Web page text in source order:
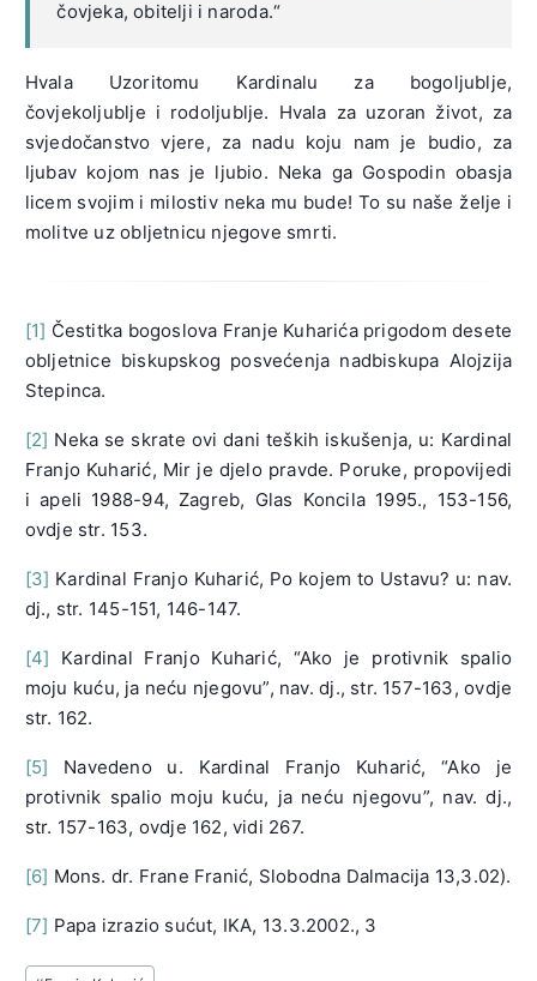
čovjeka, obitelji i naroda.“
Hvala Uzoritomu Kardinalu za bogoljublje,
čovjekoljublje i rodoljublje. Hvala za uzoran život, za
svjedočanstvo vjere, za nadu koju nam je budio, za
ljubav kojom nas je ljubio. Neka ga Gospodin obasja
licem svojim i milostiv neka mu bude! To su naše želje i
molitve uz obljetnicu njegove smrti.
[1] Čestitka bogoslova Franje Kuharića prigodom desete
obljetnice biskupskog posvećenja nadbiskupa Alojzija
Stepinca.
[2] Neka se skrate ovi dani teških iskušenja, u: Kardinal
Franjo Kuharić, Mir je djelo pravde. Poruke, propovijedi
i apeli 1988-94, Zagreb, Glas Koncila 1995., 153-156,
ovdje str. 153.
[3] Kardinal Franjo Kuharić, Po kojem to Ustavu? u: nav.
dj., str. 145-151, 146-147.
[4] Kardinal Franjo Kuharić, “Ako je protivnik spalio
moju kuću, ja neću njegovu”, nav. dj., str. 157-163, ovdje
str. 162.
[5] Navedeno u. Kardinal Franjo Kuharić, “Ako je
protivnik spalio moju kuću, ja neću njegovu”, nav. dj.,
str. 157-163, ovdje 162, vidi 267.
[6] Mons. dr. Frane Franić, Slobodna Dalmacija 13,3.02).
[7] Papa izrazio sućut, IKA, 13.3.2002., 3
Post